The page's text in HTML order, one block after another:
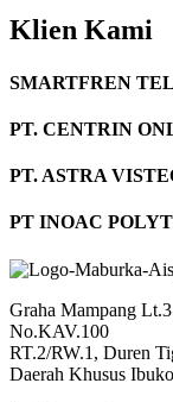
Klien Kami
SMARTFREN
PT. CENTRIN
PT. ASTRA
PT INOAC
Graha Mampang
No.KAV.100
RT.2/RW.1, Duren
Daerah Khusus